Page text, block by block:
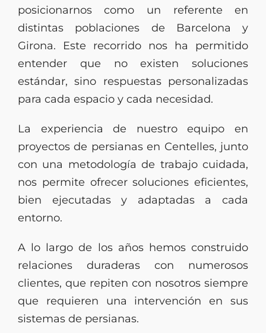
posicionarnos como un referente en
distintas poblaciones de Barcelona y
Girona. Este recorrido nos ha permitido
entender que no existen soluciones
estándar, sino respuestas personalizadas
para cada espacio y cada necesidad.
La experiencia de nuestro equipo en
proyectos de persianas en Centelles, junto
con una metodología de trabajo cuidada,
nos permite ofrecer soluciones eficientes,
bien ejecutadas y adaptadas a cada
entorno.
A lo largo de los años hemos construido
relaciones duraderas con numerosos
clientes, que repiten con nosotros siempre
que requieren una intervención en sus
sistemas de persianas.